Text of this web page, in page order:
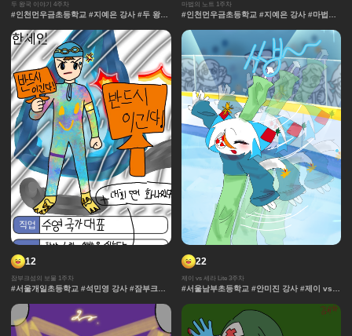
두 왕국 이야기 4주차
#인천먼우금초등학교 #지예은 강사 #두 왕국
물 #보석 #채색기법 #왕국
마법의 노트 1주차
#인천먼우금초등학교 #지예은 강사 #마법의
콘티 #날씨 #캐릭터 #아이돌 #액션 #컷만화
#개성 #창작 디자인 #마법 #노트 #채색기법
#댄스 #연출 #무대
12
잠부크섬의 보물 1주차
#서울개일초등학교 #석민영 강사 #잠부크섬
의보물 #9차시 #사건 #모험 #마법 #서울개일
초등학교 #석민영강사 #세계관 중세 #보물 #
정규
22
제이 vs 세라 Lite 3주차
#서울남부초등학교 #안미진 강사 #제이 vs
#컷만화 #데포르메 #훈련 #보석 #창작 디자
인 #체육 #제이 #대결 #댄스